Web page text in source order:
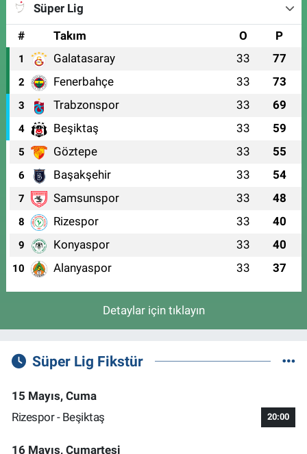
Süper Lig
#
Takım O P
1 Galatasaray 33 77
2 Fenerbahçe 33 73
3 Trabzonspor 33 69
4 Beşiktaş 33 59
5 Göztepe 33 55
6 Başakşehir 33 54
7 Samsunspor 33 48
8 Rizespor 33 40
9 Konyaspor 33 40
10 Alanyaspor 33 37
Detaylar için tıklayın
Süper Lig Fikstür
15 Mayıs, Cuma
Rizespor - Beşiktaş
20:00
16 Mayıs, Cumartesi